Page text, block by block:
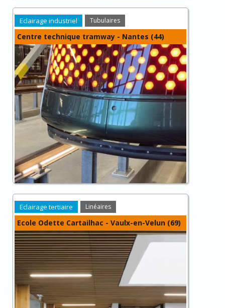
Eclairage industriel Tubulaires
Centre technique tramway - Nantes (44)
Eclairage tertiaire Linéaires
Ecole Odette Cartailhac - Vaulx-en-Velun (69)